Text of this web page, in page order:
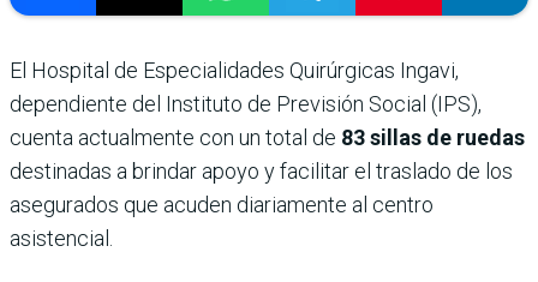
El Hospital de Especialidades Quirúrgicas Ingavi,
dependiente del Instituto de Previsión Social (IPS),
cuenta actualmente con un total de 83 sillas de ruedas
destinadas a brindar apoyo y facilitar el traslado de los
asegurados que acuden diariamente al centro
asistencial.